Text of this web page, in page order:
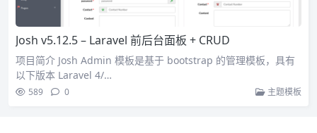
Josh v5.12.5 – Laravel 前后台面板 + CRUD
项目简介 Josh Admin 模板是基于 bootstrap 的管理模板，具有
以下版本 Laravel 4/…
589 0 主题模板